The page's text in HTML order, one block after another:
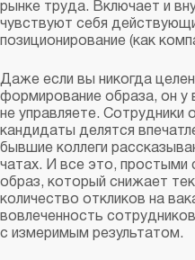
рынке труда. Включает и
чувствуют себя
позиционирование (как
Даже если вы никогда
формирование образа, он
не управляете. Сотрудники
кандидаты делятся
бывшие коллеги
чатах. И все это, простыми
образ, который снижает
количество откликов на
вовлеченность
с измеримым результатом.